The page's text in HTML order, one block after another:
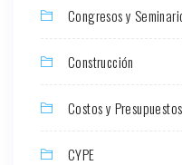
Congresos y
Construcción
Costos y Presupuestos
CYPE